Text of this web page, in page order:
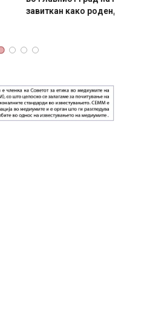
– експлозивот бил